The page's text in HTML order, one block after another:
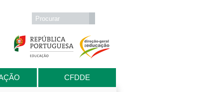
Formulário de procura
Procurar
CFDDE